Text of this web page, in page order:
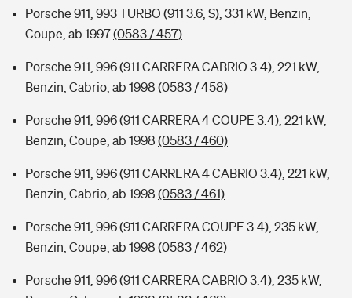
Porsche 911, 993 TURBO (911 3.6, S), 331 kW, Benzin,
Coupe, ab 1997(0583 / 457)
Porsche 911, 996 (911 CARRERA CABRIO 3.4), 221 kW,
Benzin, Cabrio, ab 1998 (0583 / 458)
Porsche 911, 996 (911 CARRERA 4 COUPE 3.4), 221 kW,
Benzin, Coupe, ab 1998 (0583 / 460)
Porsche 911, 996 (911 CARRERA 4 CABRIO 3.4), 221 kW,
Benzin, Cabrio, ab 1998 (0583 / 461)
Porsche 911, 996 (911 CARRERA COUPE 3.4), 235 kW,
Benzin, Coupe, ab 1998 (0583 / 462)
Porsche 911, 996 (911 CARRERA CABRIO 3.4), 235 kW,